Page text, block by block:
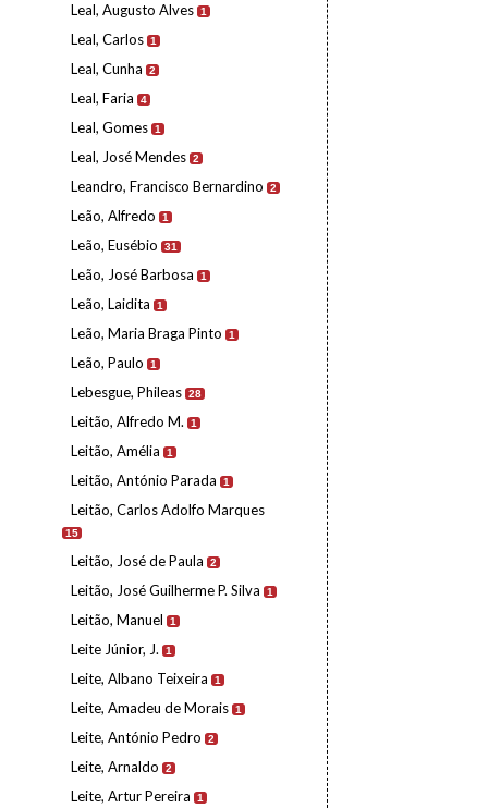
Leal, Augusto Alves 1
Leal, Carlos 1
Leal, Cunha 2
Leal, Faria 4
Leal, Gomes 1
Leal, José Mendes 2
Leandro, Francisco Bernardino 2
Leão, Alfredo 1
Leão, Eusébio 31
Leão, José Barbosa 1
Leão, Laidita 1
Leão, Maria Braga Pinto 1
Leão, Paulo 1
Lebesgue, Phileas 28
Leitão, Alfredo M. 1
Leitão, Amélia 1
Leitão, António Parada 1
Leitão, Carlos Adolfo Marques
15
Leitão, José de Paula 2
Leitão, José Guilherme P. Silva 1
Leitão, Manuel 1
Leite Júnior, J. 1
Leite, Albano Teixeira 1
Leite, Amadeu de Morais 1
Leite, António Pedro 2
Leite, Arnaldo 2
Leite, Artur Pereira 1